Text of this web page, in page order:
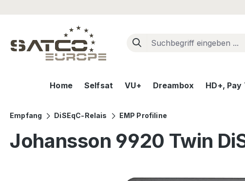
Home Selfsat VU+ Dreambox HD+,
Empfang DiSEqC-Relais EMP Profiline
Johansson 9920 Twin